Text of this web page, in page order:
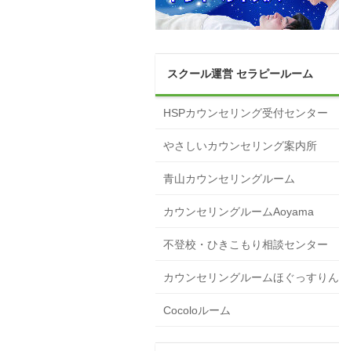
スクール運営 セラピールーム
HSPカウンセリング受付センター
やさしいカウンセリング案内所
青山カウンセリングルーム
カウンセリングルームAoyama
不登校・ひきこもり相談センター
カウンセリングルームほぐっすりん
Cocoloルーム